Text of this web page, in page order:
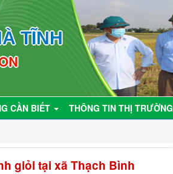
TĨNH
CẦN BIẾT THÔNG TIN THỊ TRƯỜNG
giỏi tại xã Thạch Bình